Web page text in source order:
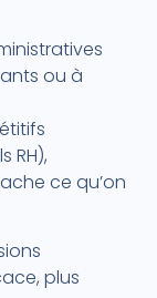
ou à
RH),
ce qu’on
plus